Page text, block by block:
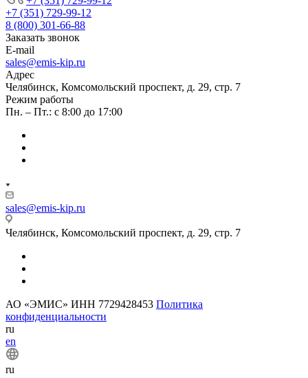
+7 (351) 729-99-12
8 (800) 301-66-88
Заказать звонок
E-mail
sales@emis-kip.ru
Адрес
Челябинск, Комсомольский проспект, д. 29, стр. 7
Режим работы
Пн. – Пт.: с 8:00 до 17:00
sales@emis-kip.ru
Челябинск, Комсомольский проспект, д. 29, стр. 7
АО «ЭМИС» ИНН 7729428453 Политика
конфиденциальности
ru
en
ru